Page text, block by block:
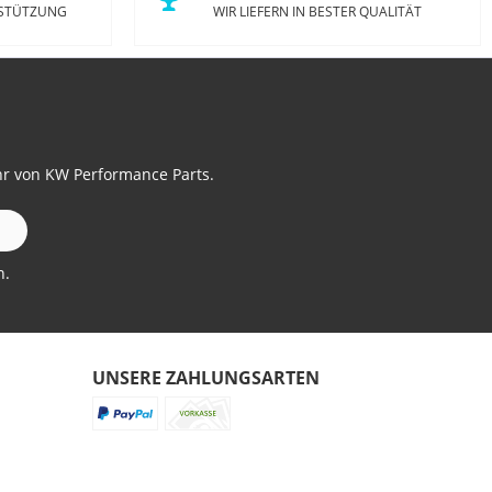
WIR LIEFERN IN BESTER QUALITÄT
von KW Performance Parts.
UNSERE ZAHLUNGSARTEN